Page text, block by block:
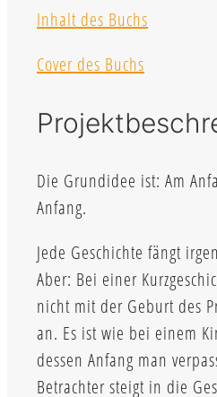
Inhalt des Buchs
Cover des Buchs
Die Grundidee ist: Am
Anfang.
Jede Geschichte fängt
Aber: Bei einer
nicht mit der Geburt des
an. Es ist wie bei einem
dessen Anfang man
Betrachter steigt in die